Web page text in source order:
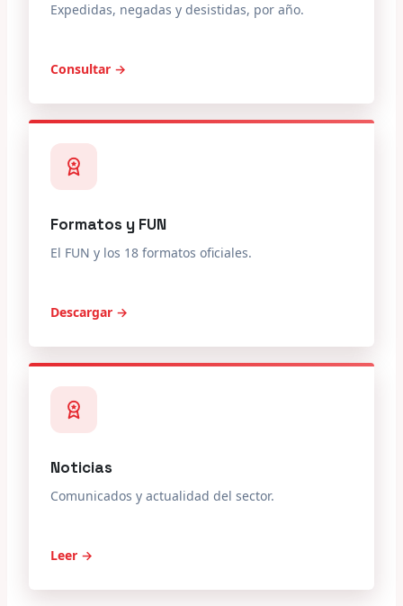
Expedidas, negadas y desistidas, por año.
Consultar →
Formatos y FUN
El FUN y los 18 formatos oficiales.
Descargar →
Noticias
Comunicados y actualidad del sector.
Leer →